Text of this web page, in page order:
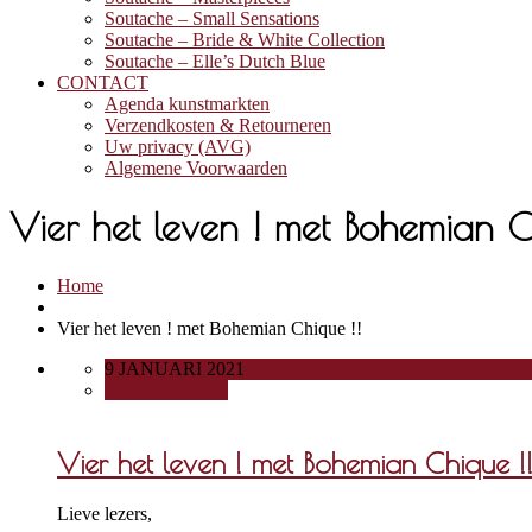
Soutache – Small Sensations
Soutache – Bride & White Collection
Soutache – Elle’s Dutch Blue
CONTACT
Agenda kunstmarkten
Verzendkosten & Retourneren
Uw privacy (AVG)
Algemene Voorwaarden
Vier het leven ! met Bohemian
Home
Vier het leven ! met Bohemian Chique !!
9 JANUARI 2021
Vier het leven ! met Bohemian Chique !!
Lieve lezers,